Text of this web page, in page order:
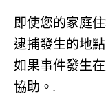
即使您的家庭
逮捕發生的地
如果事件發生
協助。.